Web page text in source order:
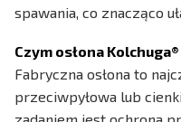
spawania, co znacząco
Czym osłona
Fabryczna osłona to
przeciwpyłowa lub